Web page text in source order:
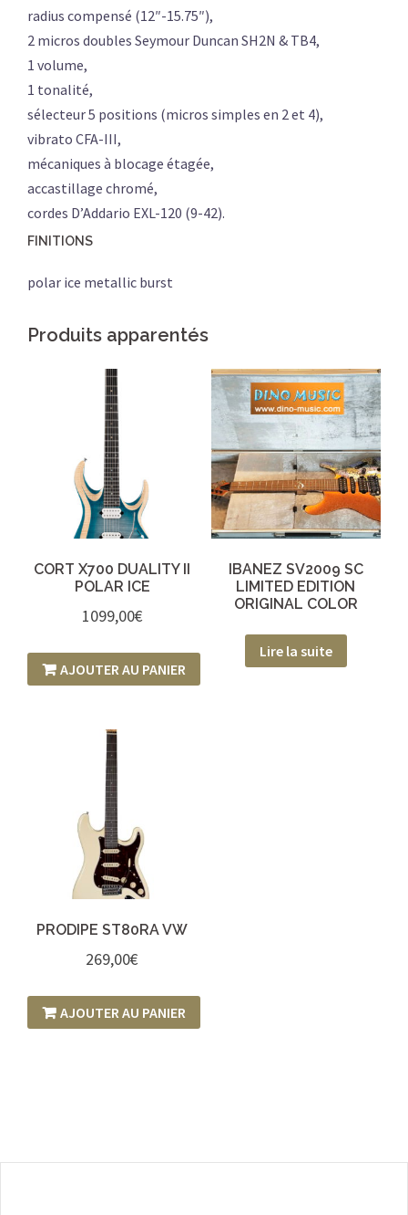
radius compensé (12″-15.75″),
2 micros doubles Seymour Duncan SH2N & TB4,
1 volume,
1 tonalité,
sélecteur 5 positions (micros simples en 2 et 4),
vibrato CFA-III,
mécaniques à blocage étagée,
accastillage chromé,
cordes D’Addario EXL-120 (9-42).
FINITIONS
polar ice metallic burst
Produits apparentés
CORT X700 DUALITY II
POLAR ICE
1099,00€
AJOUTER AU PANIER
IBANEZ SV2009 SC
LIMITED EDITION
ORIGINAL COLOR
Lire la suite
PRODIPE ST80RA VW
269,00€
AJOUTER AU PANIER